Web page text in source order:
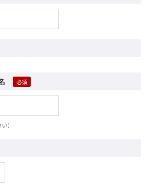
）